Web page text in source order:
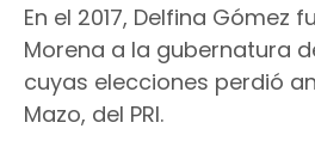
En el 2017, Delfina Gómez
Morena a la gubernatura
cuyas elecciones perdió
Mazo, del PRI.